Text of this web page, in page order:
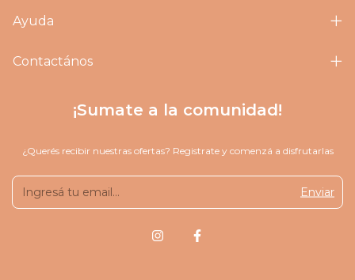
Ayuda
Contactános
¡Sumate a la comunidad!
¿Querés recibir nuestras ofertas? Registrate y comenzá a disfrutarlas